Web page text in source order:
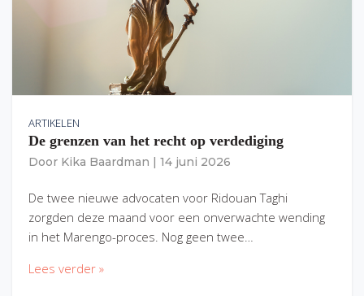
ARTIKELEN
De grenzen van het recht op verdediging
Door Kika Baardman 14 juni 2026
De twee nieuwe advocaten voor Ridouan Taghi
zorgden deze maand voor een onverwachte wending
in het Marengo-proces. Nog geen twee…
Lees verder »